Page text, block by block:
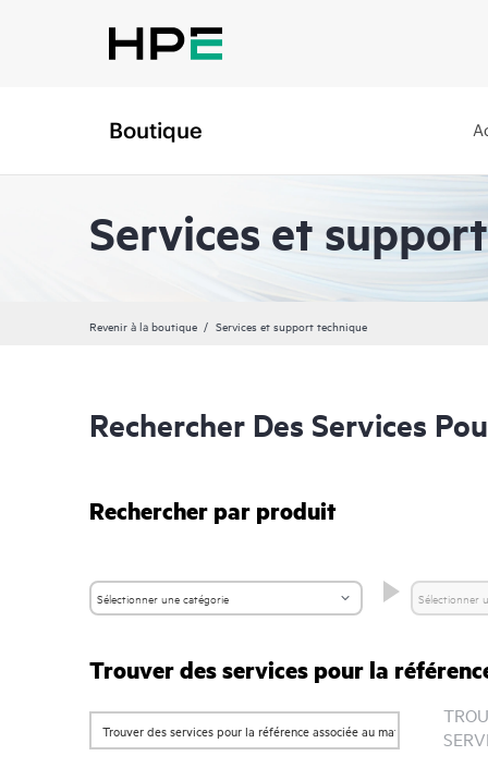
Boutique
Services et
Revenir à la boutique Services et support technique
Rechercher Des Services
Rechercher par produit
Trouver des services pour la